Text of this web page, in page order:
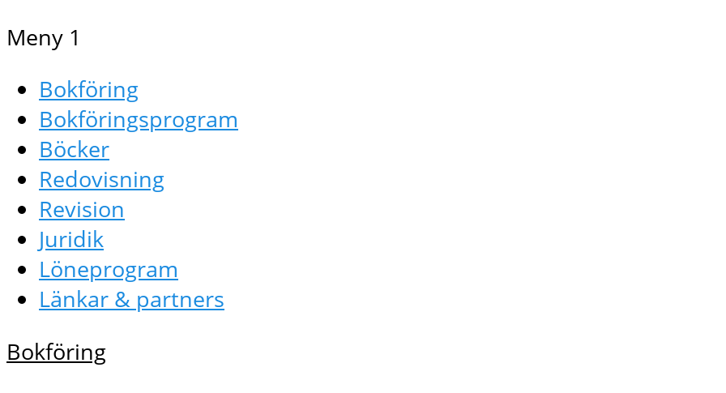
Meny 1
Bokföring
Bokföringsprogram
Böcker
Redovisning
Revision
Juridik
Löneprogram
Länkar & partners
Bokföring